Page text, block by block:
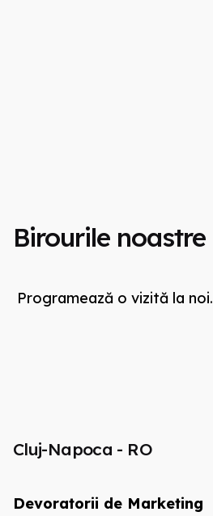
Birourile noastre
Programează o vizită la noi.
Cluj-Napoca - RO
Devoratorii de Marketing